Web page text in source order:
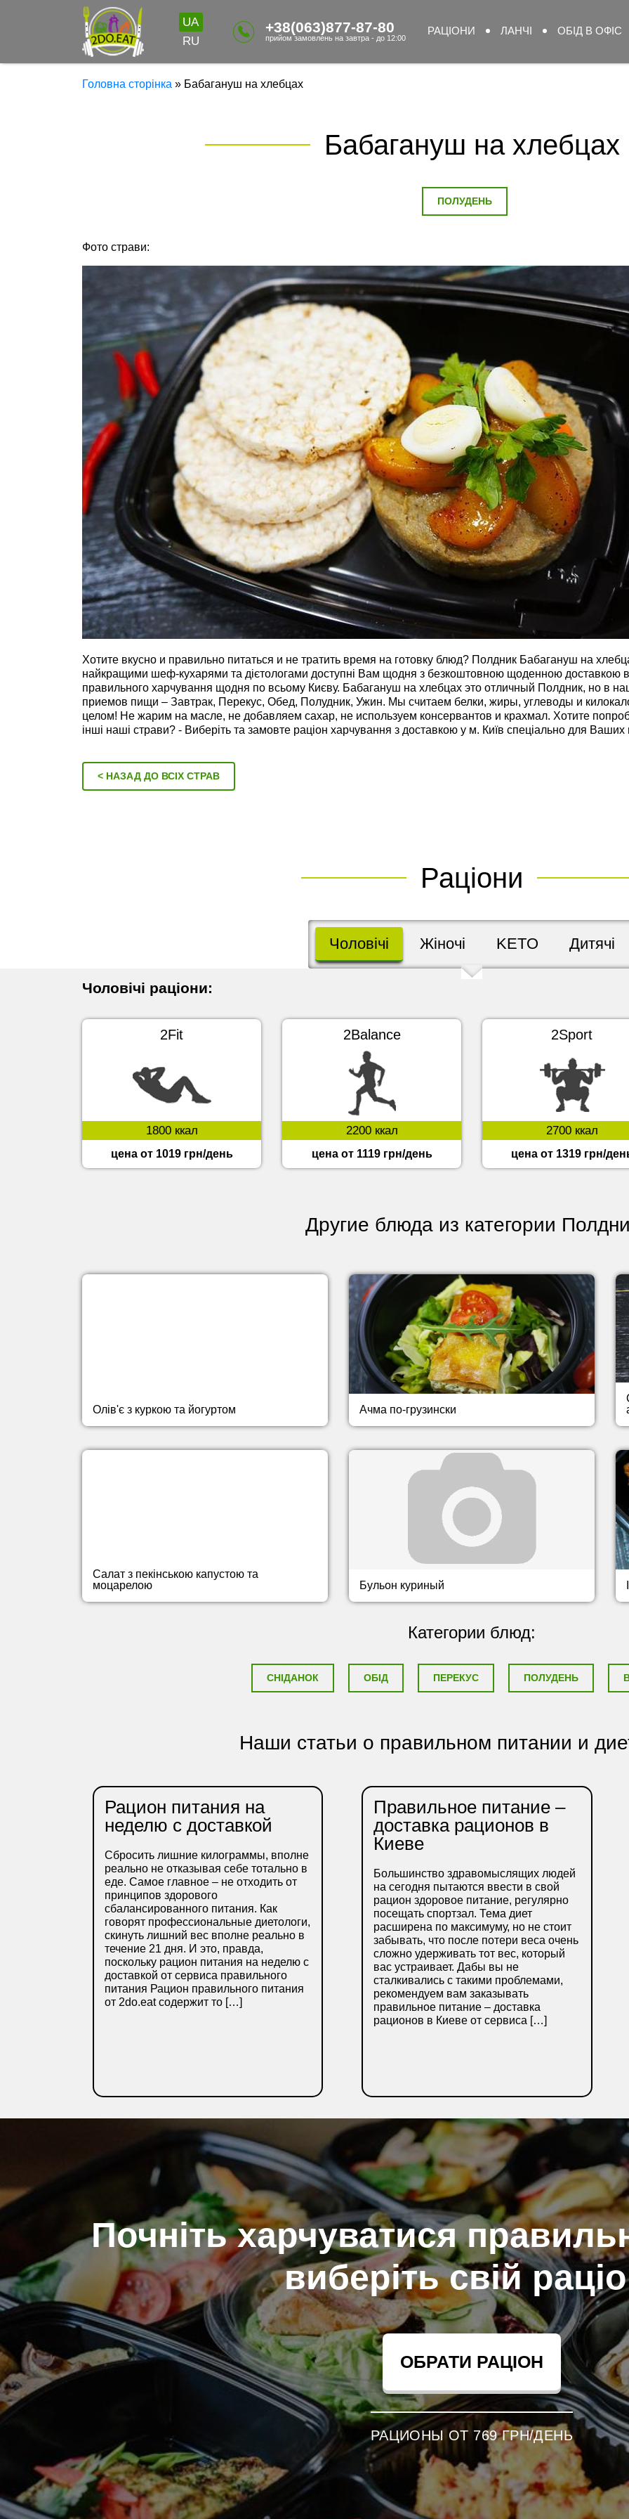
UA
RU
+38(063)877-87-80
прийом замовлень на завтра - до 12:00
РАЦІОНИ ЛАНЧІ ОБІД В ОФІС
Головна сторінка » Бабагануш на хлебцах
Бабагануш на хлебцах
ПОЛУДЕНЬ
Фото страви:
Хотите вкусно и правильно питаться и не тратить время на готовку блюд? Полдник Бабагануш на
найкращими шеф-кухарями та дієтологами доступні Вам щодня з безкоштовною щоденною доставкою
правильного харчування щодня по всьому Києву. Бабагануш на хлебцах это отличный Полдник, но в
приемов пищи – Завтрак, Перекус, Обед, Полудник, Ужин. Мы считаем белки, жиры, углеводы и
целом! Не жарим на масле, не добавляем сахар, не используем консервантов и крахмал. Хотите
інші наші страви? - Виберіть та замовте раціон харчування з доставкою у м. Київ спеціально для Ваших
< НАЗАД ДО ВСІХ СТРАВ
Раціони
Чоловічі Жіночі KETO Дитячі
Чоловічі раціони:
2Fit
1800 ккал
цена от 1019 грн/день
2Balance
2200 ккал
цена от 1119 грн/день
2Sport
2700 ккал
цена от 1319 грн/
Другие блюда из категории
Олів'є з куркою та йогуртом Ачма по-грузински
Салат з пекінською капустою та
моцарелою
Бульон куриный
Категории блюд:
СНІДАНОК ОБІД ПЕРЕКУС ПОЛУДЕНЬ
Наши статьи о правильном питании и
Рацион питания на
неделю с доставкой
Сбросить лишние килограммы, вполне
реально не отказывая себе тотально в
еде. Самое главное – не отходить от
принципов здорового
сбалансированного питания. Как
говорят профессиональные диетологи,
скинуть лишний вес вполне реально в
течение 21 дня. И это, правда,
поскольку рацион питания на неделю с
доставкой от сервиса правильного
питания Рацион правильного питания
от 2do.eat содержит то […]
Правильное питание –
доставка рационов в
Киеве
Большинство здравомыслящих людей
на сегодня пытаются ввести в свой
рацион здоровое питание, регулярно
посещать спортзал. Тема диет
расширена по максимуму, но не стоит
забывать, что после потери веса очень
сложно удерживать тот вес, который
вас устраивает. Дабы вы не
сталкивались с такими проблемами,
рекомендуем вам заказывать
правильное питание – доставка
рационов в Киеве от сервиса […]
Почніть харчуватися
виберіть свій
ОБРАТИ РАЦІОН
РАЦИОНЫ ОТ 769 ГРН/ДЕНЬ